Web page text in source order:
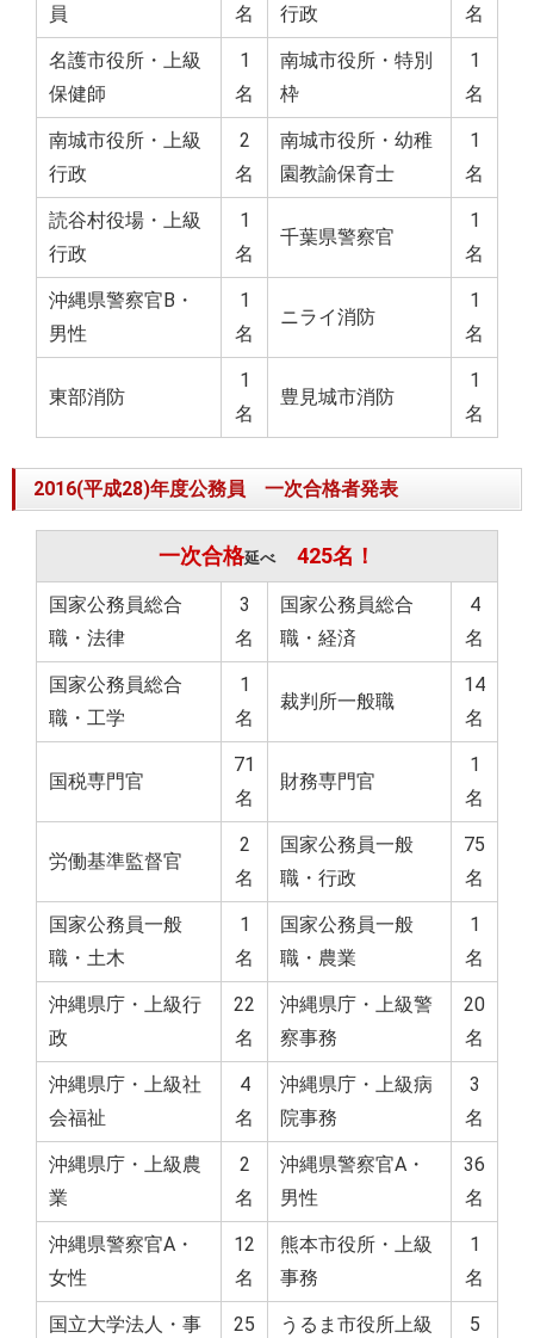
員
名
行政
名
名護市役所・上級
保健師
1
名
南城市役所・特別
枠
1
名
南城市役所・上級
行政
2
名
南城市役所・幼稚
園教諭保育士
1
名
読谷村役場・上級
行政
1
名
千葉県警察官
1
名
沖縄県警察官B・
男性
1
名
ニライ消防
1
名
東部消防
1
名
豊見城市消防
1
名
2016(平成28)年度公務員 一次合格者発表
一次合格延べ425名！
国家公務員総合
職・法律
3
名
国家公務員総合
職・経済
4
名
国家公務員総合
職・工学
1
名
裁判所一般職
14
名
国税専門官
71
名
財務専門官
1
名
労働基準監督官
2
名
国家公務員一般
職・行政
75
名
国家公務員一般
職・土木
1
名
国家公務員一般
職・農業
1
名
沖縄県庁・上級行
政
22
名
沖縄県庁・上級警
察事務
20
名
沖縄県庁・上級社
会福祉
4
名
沖縄県庁・上級病
院事務
3
名
沖縄県庁・上級農
業
2
名
沖縄県警察官A・
男性
36
名
沖縄県警察官A・
女性
12
名
熊本市役所・上級
事務
1
名
国立大学法人・事
25
うるま市役所上級
5